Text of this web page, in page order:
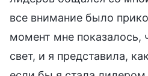
все внимание было
момент мне показалось,
свет, и я представила,